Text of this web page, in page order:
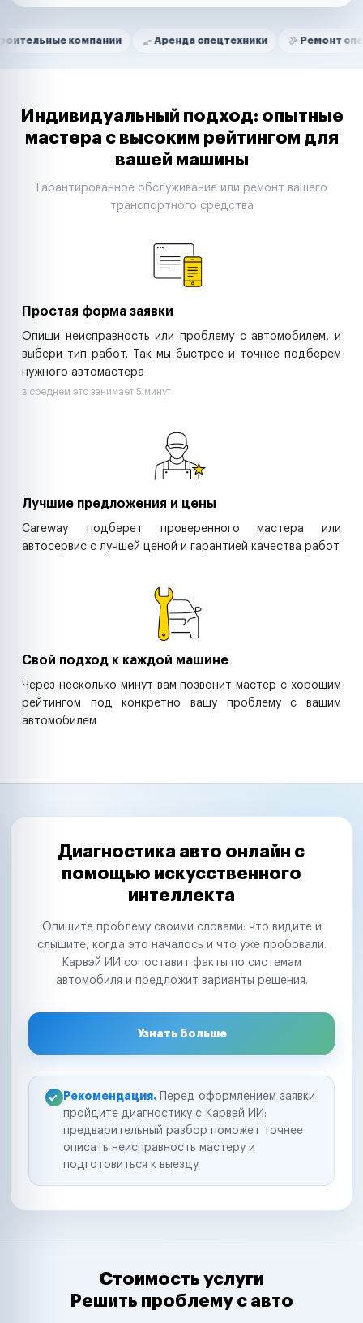
Нам доверяют
компании Аренда спецтехники Ремонт спецтехники
Маркетплейсы
Таксопарки
Автодилеры
Строительные компании
Аренда спецтехники
Индивидуальный подход: опытные
мастера с высоким рейтингом для
вашей машины
Гарантированное обслуживание или ремонт вашего
транспортного средства
Простая форма заявки
Опиши неисправность или проблему с автомобилем, и
выбери тип работ. Так мы быстрее и точнее подберем
нужного автомастера
в среднем это занимает 5 минут
Лучшие предложения и цены
Careway подберет проверенного мастера или
автосервис с лучшей ценой и гарантией качества работ
Свой подход к каждой машине
Через несколько минут вам позвонит мастер с хорошим
рейтингом под конкретно вашу проблему с вашим
автомобилем
Диагностика авто онлайн с
помощью искусственного
интеллекта
Опишите проблему своими словами: что видите и
слышите, когда это началось и что уже пробовали.
Карвэй ИИ сопоставит факты по системам
автомобиля и предложит варианты решения.
Узнать больше
Рекомендация. Перед оформлением заявки
пройдите диагностику с Карвэй ИИ:
предварительный разбор поможет точнее
описать неисправность мастеру и
подготовиться к выезду.
Стоимость услуги
Решить проблему с авто